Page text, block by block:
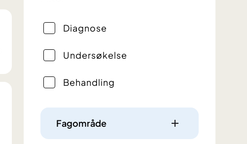
Diagnose
Undersøkelse
Behandling
Fagområde